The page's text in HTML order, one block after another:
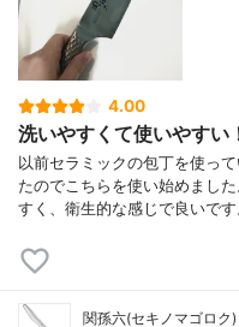
4.00
洗いやすくて使いやすい
以前セラミックの包丁を使っ
たのでこちらを使い始めまし
すく、衛生的な感じで良いで
関孫六(セキノマゴロク)